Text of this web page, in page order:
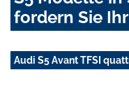
fordern Sie
Audi S5 Avant TFSI